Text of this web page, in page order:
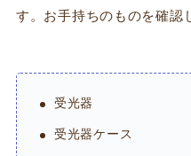
す。お手持ちのものを確認
受光器
受光器ケース